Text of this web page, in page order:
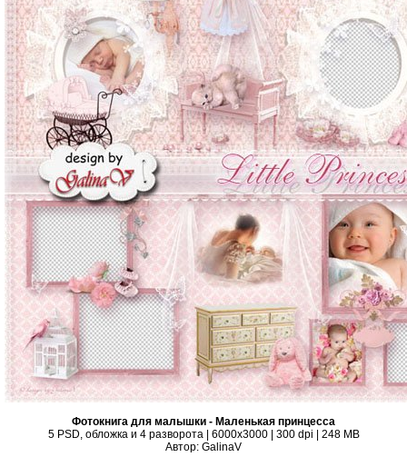
Фотокнига для малышки - Маленькая принцесса
5 PSD, обложка и 4 разворота | 6000x3000 | 300 dpi | 248 MB
Автор: GalinaV